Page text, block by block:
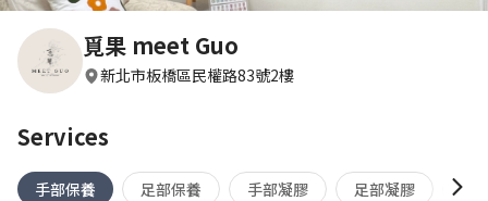
覓果 meet Guo
新北市板橋區民權路83號2樓
Services
手部保養 足部保養 手部凝膠 足部凝膠 除